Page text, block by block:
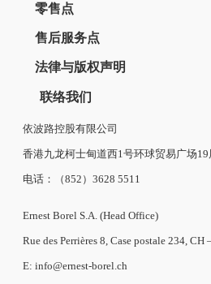
零售点
售后服务点
法律与版权声明
联络我们
依波路控股有限公司
香港九龙柯士甸道西1号环球贸易广场19
电话：（852）3628 5511
Ernest Borel S.A. (Head Office)
Rue des Perrières 8, Case postale 234,
E: info@ernest-borel.ch